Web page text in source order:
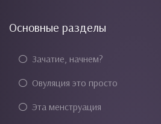
Основные разделы
Зачатие, начнем?
Овуляция это просто
Эта менструация